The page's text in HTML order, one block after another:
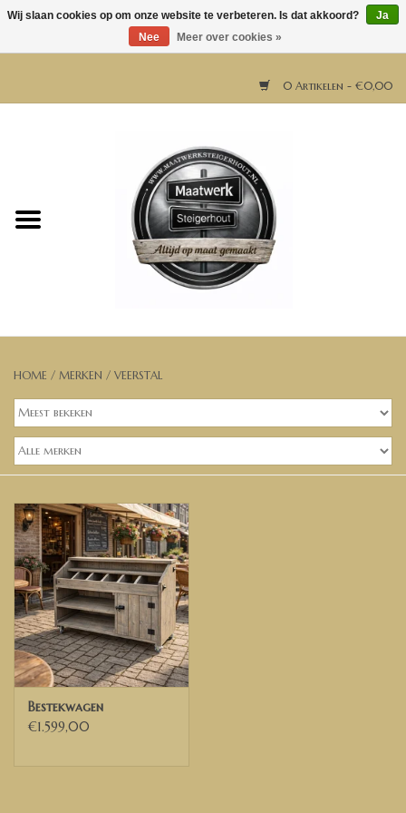
0 Artikelen - €0,00
Horeca meubels
Bartafels
Banken, stoelen &
(Bar)krukken
Plantenbakken
Hockers & Terrastafels
Opbergkisten
HOME / MERKEN / VEERSTAL
Bestekwagen
€1.599,00
Wij slaan cookies op om onze website te verbeteren. Is dat akkoord?
Ja
Nee
Meer over cookies »